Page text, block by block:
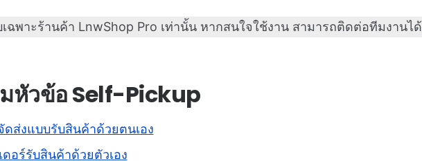
เฉพาะร้านค้า LnwShop Pro เท่านั้น หากสนใจใช้งาน สามารถติดต่อทีมงานได้
หัวข้อ Self-Pickup
ดส่งแบบรับสินค้าด้วยตนเอง
ดอร์รับสินค้าด้วยตัวเอง